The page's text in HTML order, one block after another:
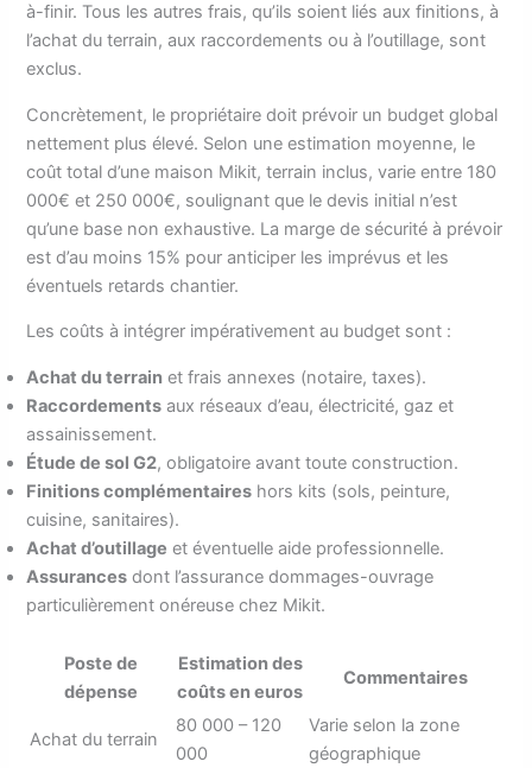
à-finir. Tous les autres frais, qu’ils soient liés aux finitions, à
l’achat du terrain, aux raccordements ou à l’outillage, sont
exclus.
Concrètement, le propriétaire doit prévoir un budget global
nettement plus élevé. Selon une estimation moyenne, le
coût total d’une maison Mikit, terrain inclus, varie entre 180
000€ et 250 000€, soulignant que le devis initial n’est
qu’une base non exhaustive. La marge de sécurité à prévoir
est d’au moins 15% pour anticiper les imprévus et les
éventuels retards chantier.
Les coûts à intégrer impérativement au budget sont :
Achat du terrain et frais annexes (notaire, taxes).
Raccordements aux réseaux d’eau, électricité, gaz et
assainissement.
Étude de sol G2, obligatoire avant toute construction.
Finitions complémentaires hors kits (sols, peinture,
cuisine, sanitaires).
Achat d’outillage et éventuelle aide professionnelle.
Assurances dont l’assurance dommages-ouvrage
particulièrement onéreuse chez Mikit.
Poste de
dépense
Estimation des
coûts en euros
Commentaires
Achat du terrain
80 000 – 120
000
Varie selon la zone
géographique